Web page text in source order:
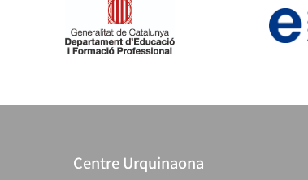
Centre Urquinaona